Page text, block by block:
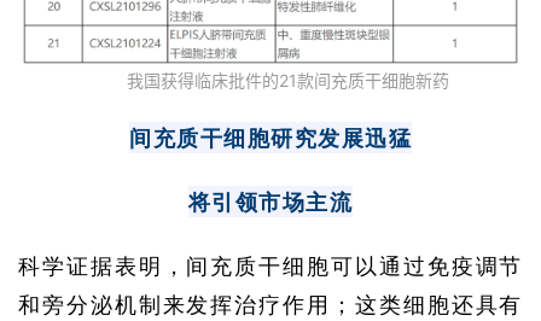
我国获得临床批件的21款间充质干细胞新药
间充质干细胞研究发展迅猛
将引领市场主流
科学证据表明，间充质干细胞可以通过免疫调节
和旁分泌机制来发挥治疗作用；这类细胞还具有